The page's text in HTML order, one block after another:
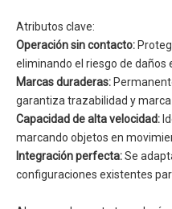
Atributos clave:
Operación sin contacto:
eliminando el riesgo de daños
Marcas duraderas:
garantiza trazabilidad y
Capacidad de alta velocidad:
marcando objetos en
Integración perfecta:Se
configuraciones existentes